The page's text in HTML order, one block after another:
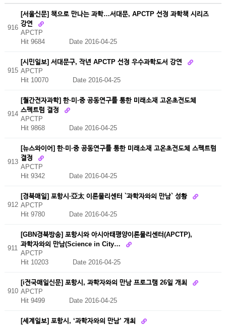
916
[서울신문] 책으로 만나는 과학…서대문, APCTP 선정 과학책 시리즈
강연
APCTP
Hit 9684 Date 2016-04-25
915
[시민일보] 서대문구, 작년 APCTP 선정 우수과학도서 강연
APCTP
Hit 10070
Date 2016-04-25
914
[월간전자과학] 한·미·중 공동연구를 통한 미래소재 고온초전도체
스펙트럼 결정
APCTP
Hit 9868 Date 2016-04-25
913
[뉴스와이어] 한·미·중 공동연구를 통한 미래소재 고온초전도체 스펙트럼
결정
APCTP
Hit 9342 Date 2016-04-25
912
[경북매일] 포항시·亞太 이론물리센터 `과학자와의 만남` 성황
APCTP
Hit 9780
Date 2016-04-25
911
[GBN경북방송] 포항시와 아시아태평양이론물리센터(APCTP),
과학자와의 만남(Science in City…
APCTP
Hit 10203 Date 2016-04-25
910
[i전국매일신문] 포항시, 과학자와의 만남 프로그램 26일 개최
APCTP
Hit 9499
Date 2016-04-25
[세계일보] 포항시, ‘과학자와의 만남’ 개최